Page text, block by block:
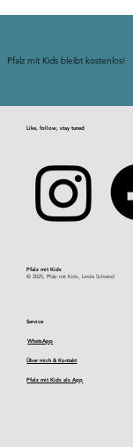
Pfalz mit Kids bleibt kostenlos!
Like, follow, stay tuned
Pfalz mit Kids​
© 2025, Pfalz mit Kids, Linda Schwind
Service
WhatsApp
Über mich & Kontakt
Pfalz mit Kids als App